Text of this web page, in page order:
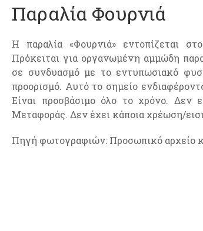
Παραλία Φουρνιά
Η παραλία «Φουρνιά» εντοπίζεται
Πρόκειται για οργανωμένη αμμώδη
σε συνδυασμό με το εντυπωσιακό
προορισμό. Αυτό το σημείο
Είναι προσβάσιμο όλο το χρόνο. Δεν
Μεταφοράς. Δεν έχει κάποια χρέωση/
Πηγή φωτογραφιών: Προσωπικό αρχείο